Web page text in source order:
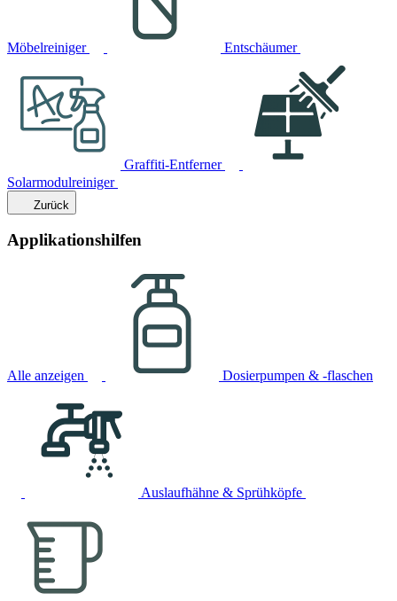
Möbelreiniger Entschäumer
Graffiti-Entferner
Solarmodulreiniger
Zurück
Applikationshilfen
Alle anzeigen Dosierpumpen & -flaschen
Auslaufhähne & Sprühköpfe